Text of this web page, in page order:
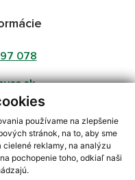
používame na zlepšenie
stránok, na to, aby sme
reklamy, na analýzu
pochopenie toho, odkiaľ naši
078
informácií s využitím RSS
2,Mapa stránok,web portál
,registrácia domény